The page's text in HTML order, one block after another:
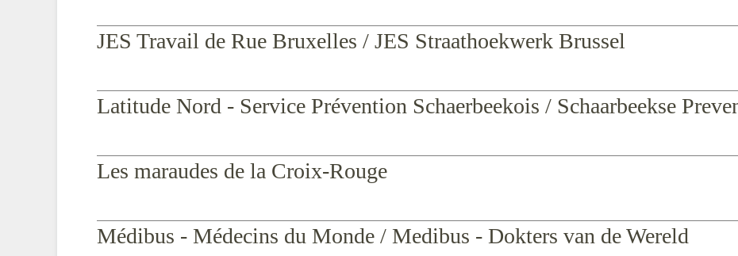
JES Travail de Rue Bruxelles / JES Straathoekwerk Brussel
Latitude Nord - Service Prévention Schaerbeekois / Schaarbeekse
Les maraudes de la Croix-Rouge
Médibus - Médecins du Monde / Medibus - Dokters van de Wereld